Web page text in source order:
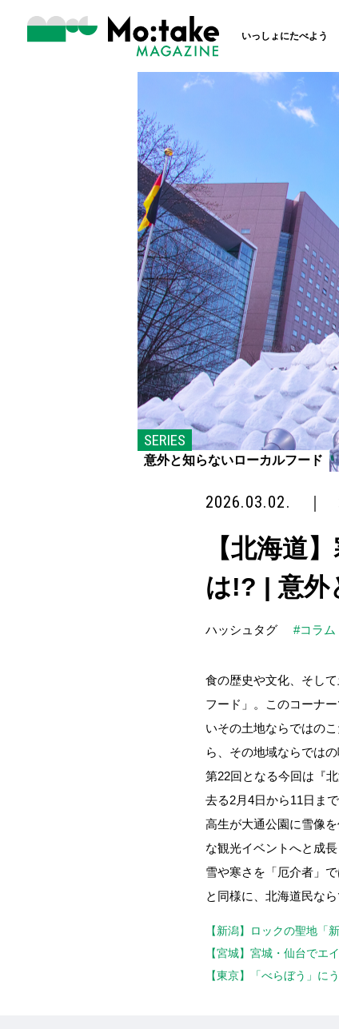
いっしょにたべよう
SERIES
意外と知らないローカルフード
2026.03.02.
【北海道
は!? | 意外
ハッシュタグ #コラム
食の歴史や文化、そし
フード」。このコーナ
いその土地ならではの
ら、その地域ならでは
第22回となる今回は『北
去る2月4日から11日ま
高生が大通公園に雪像
な観光イベントへと成長
雪や寒さを「厄介者」
と同様に、北海道民な
【新潟】ロックの聖地「
【宮城】宮城・仙台でエ
【東京】「べらぼう」に